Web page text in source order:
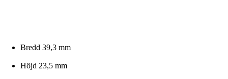
Bredd 39,3 mm
Höjd 23,5 mm